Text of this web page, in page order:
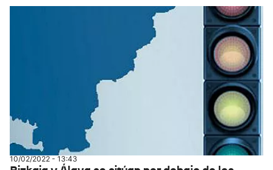
10/02/2022 - 13:43